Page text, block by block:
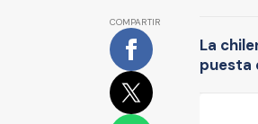
COMPARTIR
La
puesta